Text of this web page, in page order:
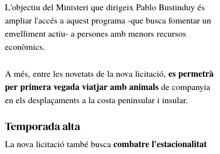
L'objectiu del Ministeri que dirigeix Pablo Bustinduy és
ampliar l'accés a aquest programa -que busca fomentar un
envelliment actiu- a persones amb menors recursos
econòmics.
A més, entre les novetats de la nova licitació, es permetrà
per primera vegada viatjar amb animals de companyia
en els desplaçaments a la costa peninsular i insular.
Temporada alta
La nova licitació també busca combatre l'estacionalitat